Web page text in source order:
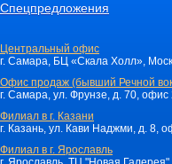
Спецпредложения
Центральный офис
г. Самара, БЦ «Скала Холл»,
Офис продаж (бывший Речной
г. Самара, ул. Фрунзе, д. 70,
Филиал в г. Казани
г. Казань, ул. Кави Наджми, д. 8,
Филиал в г. Ярославль